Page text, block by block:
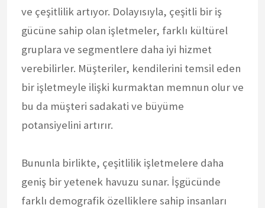
ve çeşitlilik artıyor. Dolayısıyla, çeşitli bir iş
gücüne sahip olan işletmeler, farklı kültürel
gruplara ve segmentlere daha iyi hizmet
verebilirler. Müşteriler, kendilerini temsil eden
bir işletmeyle ilişki kurmaktan memnun olur ve
bu da müşteri sadakati ve büyüme
potansiyelini artırır.
Bununla birlikte, çeşitlilik işletmelere daha
geniş bir yetenek havuzu sunar. İşgücünde
farklı demografik özelliklere sahip insanları